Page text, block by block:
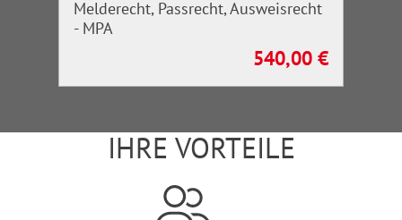
Melderecht, Passrecht, Ausweisrecht
- MPA
Regulärer Preis:
540,00 €
IHRE VORTEILE